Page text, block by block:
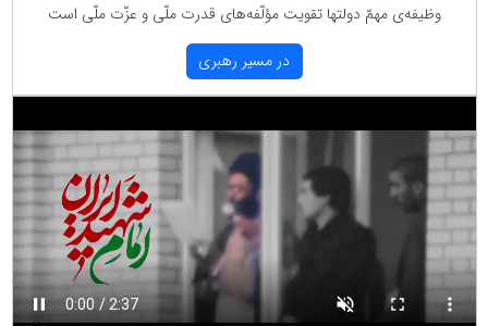
وظیفه‌ی مهمّ دولتها تقویت مؤلّفه‌های قدرت ملّی و عزّت ملّی است
در مسیر رهبری